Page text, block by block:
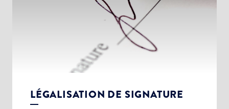
LÉGALISATION DE SIGNATURE